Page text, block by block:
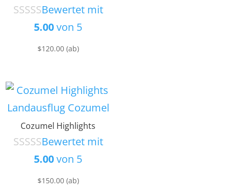
Bewertet mit
5.00von 5
$120.00 (ab)
Cozumel Highlights
Bewertet mit
5.00von 5
$150.00 (ab)